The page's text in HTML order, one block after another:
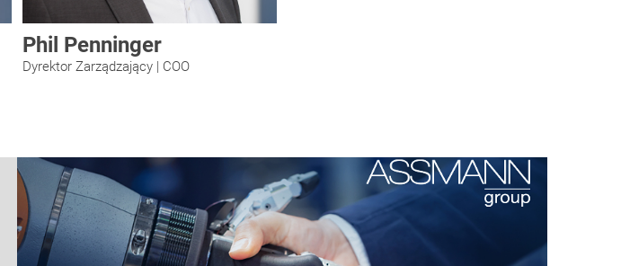
Phil Penninger
Dyrektor Zarządzający | COO